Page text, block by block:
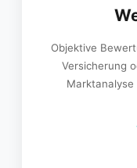
Objektive
Versicherung